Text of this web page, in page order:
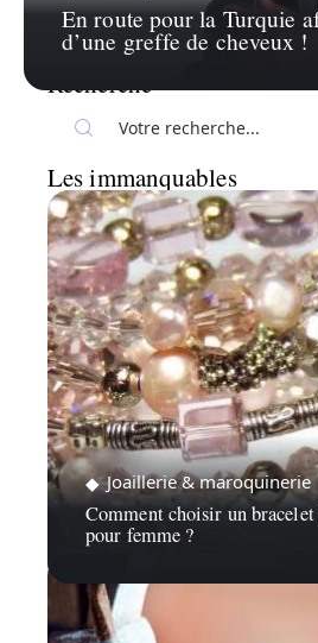
En route pour la Turquie
d’une greffe de cheveux !
Recherche
Les immanquables
Joaillerie & maroquinerie
Comment choisir un bracelet
pour femme ?